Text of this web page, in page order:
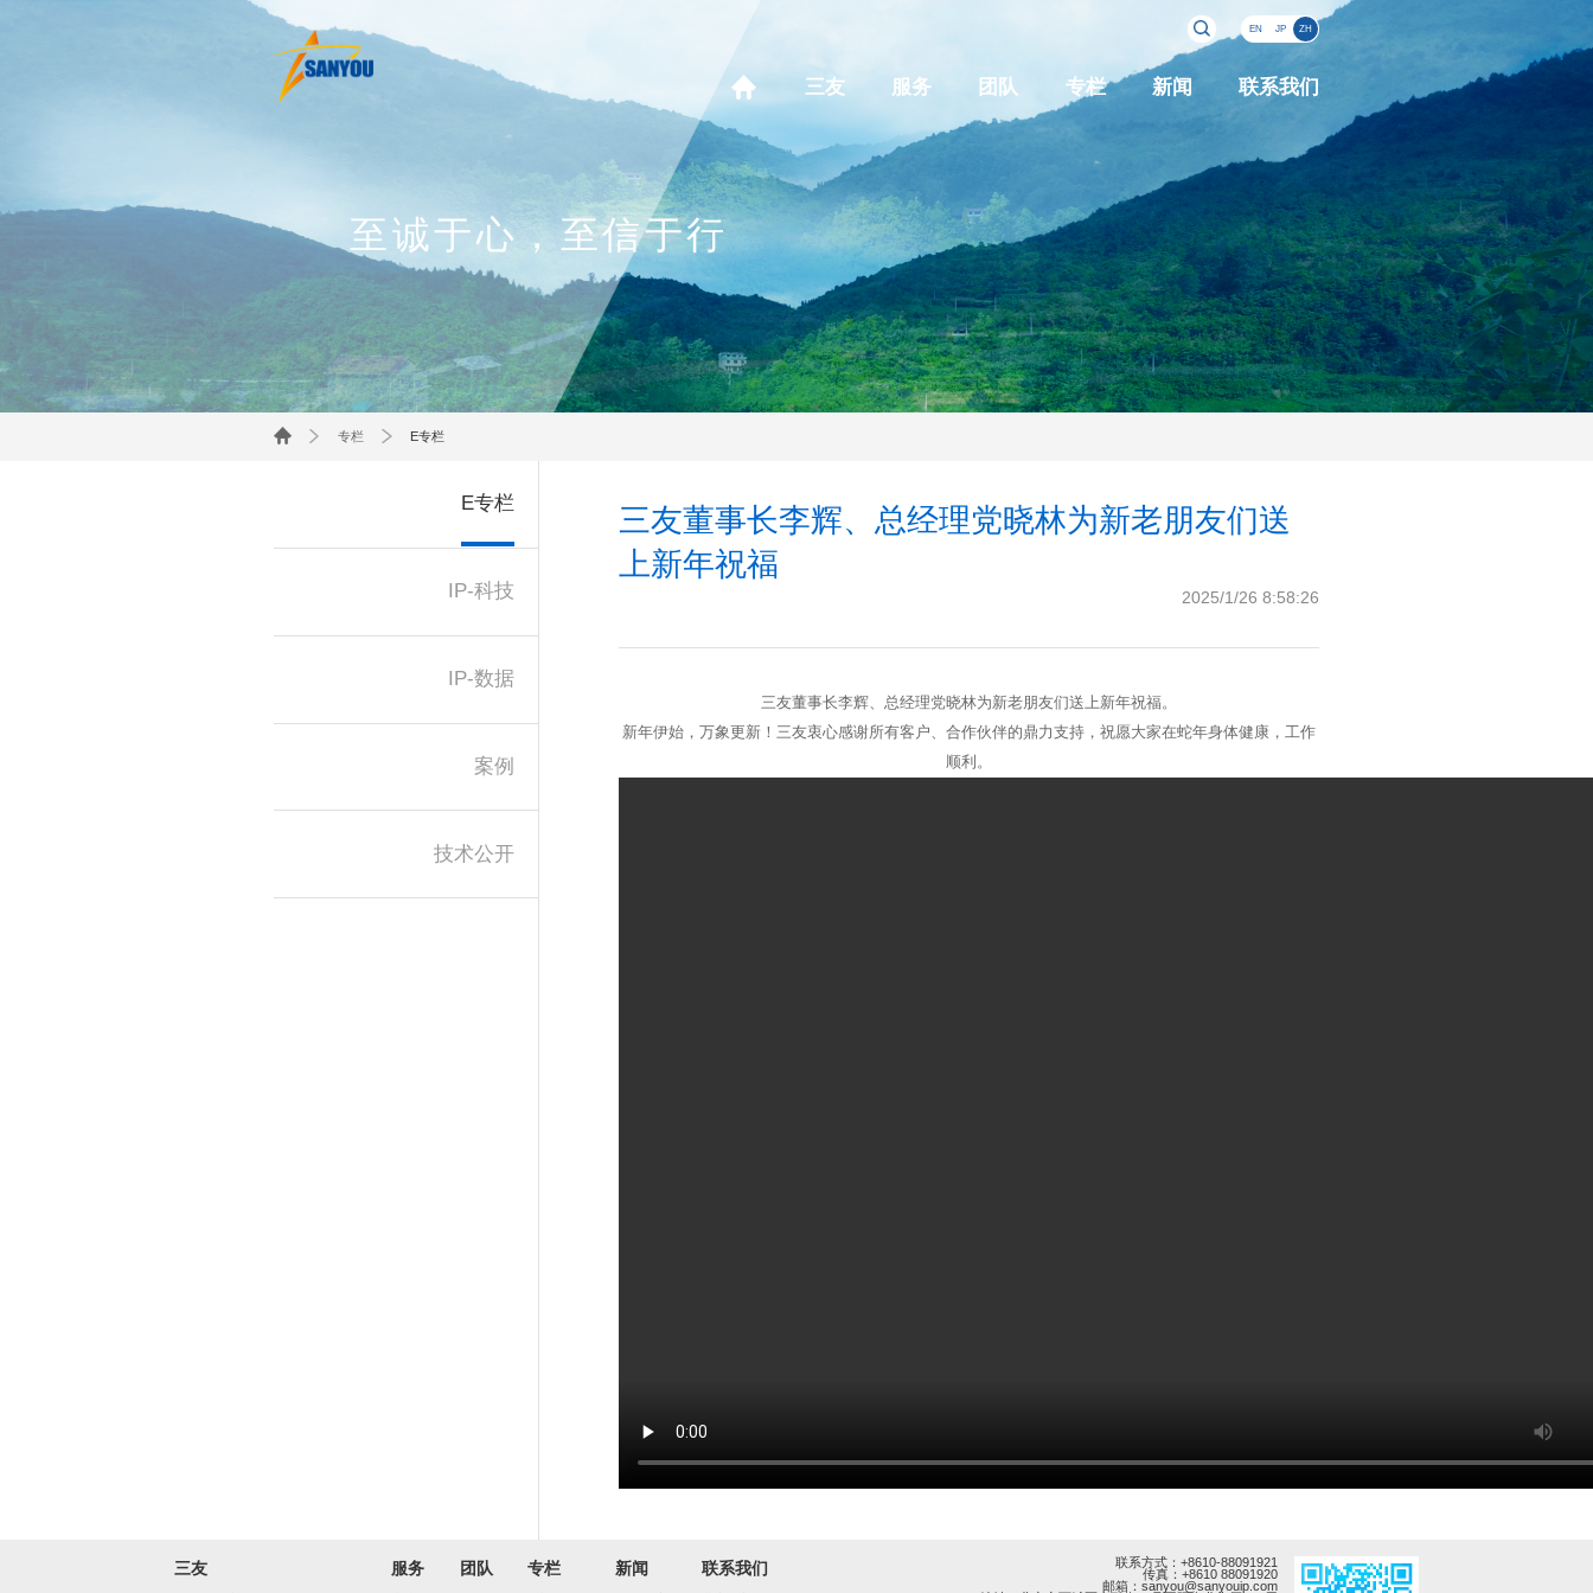
EN JP ZH
三友 服务 团队 专栏 新闻 联系我们
至诚于心，至信于行
专栏 E专栏
E专栏
IP-科技
IP-数据
案例
技术公开
三友董事长李辉、总经理党晓林为新老朋友们送
上新年祝福
2025/1/26 8:58:26
三友董事长李辉、总经理党晓林为新老朋友们送上新年祝福。
新年伊始，万象更新！三友衷心感谢所有客户、合作伙伴的鼎力支持，祝愿大家在蛇年身体健康，工作
顺利。
三友 服务 团队 专栏 新闻 联系我们
联系方式：+8610-88091921
传真：+8610 88091920
邮箱：sanyou@sanyouip.com